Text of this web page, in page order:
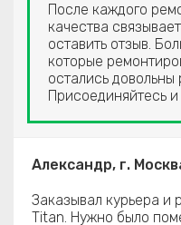
После каждого
качества
оставить отзыв.
которые
остались довольны
Присоединяйтесь и
Александр, г.
Заказывал курьера и
Titan. Нужно было